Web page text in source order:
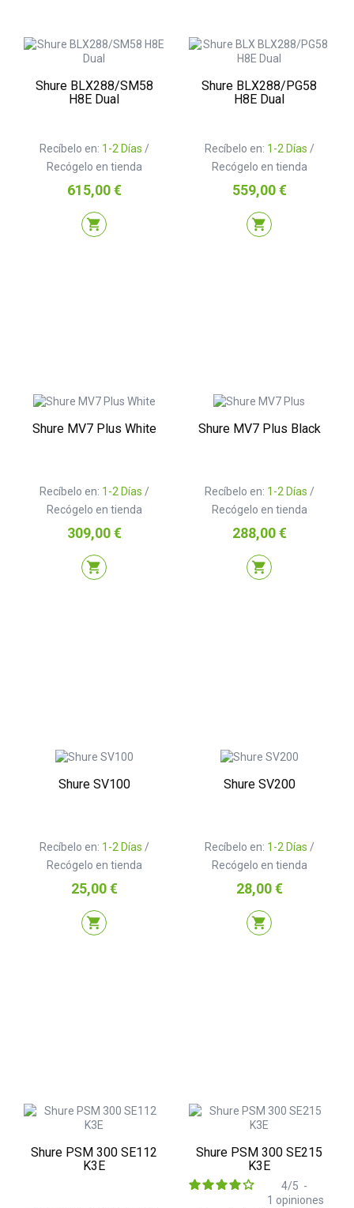
Shure BLX288/SM58
H8E Dual
Recíbelo en: 1-2 Días /
Recógelo en tienda
Precio
615,00 €
shopping_cart
Shure BLX288/PG58
H8E Dual
Recíbelo en: 1-2 Días /
Recógelo en tienda
Precio
559,00 €
shopping_cart
Shure MV7 Plus White
Recíbelo en: 1-2 Días /
Recógelo en tienda
Precio
309,00 €
shopping_cart
Shure MV7 Plus Black
Recíbelo en: 1-2 Días /
Recógelo en tienda
Precio
288,00 €
shopping_cart
Shure SV100
Recíbelo en: 1-2 Días /
Recógelo en tienda
Precio
25,00 €
shopping_cart
Shure SV200
Recíbelo en: 1-2 Días /
Recógelo en tienda
Precio
28,00 €
shopping_cart
Shure PSM 300 SE112
K3E
Shure PSM 300 SE215
K3E
4/5 -
1 opiniones